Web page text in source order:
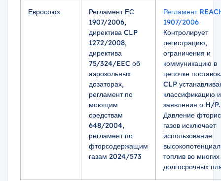
Евросоюз
Регламент ЕС
1907/2006,
директива CLP
1272/2008,
директива
75/324/EEC об
аэрозольных
дозаторах,
регламент по
моющим
средствам
648/2004,
регламент по
фторсодержащим
газам 2024/573
Регламент
1907/2006
Контролирует
регистрацию,
ограничения и
коммуникацию в
цепочке поставок.
CLP
классификацию и
заявления о H/P.
Давление
газов исключает
использование
топлив во многих
долгосрочных